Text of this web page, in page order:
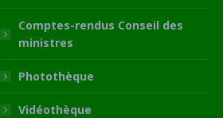
Comptes-rendus Conseil des
ministres
Photothèque
Vidéothèque